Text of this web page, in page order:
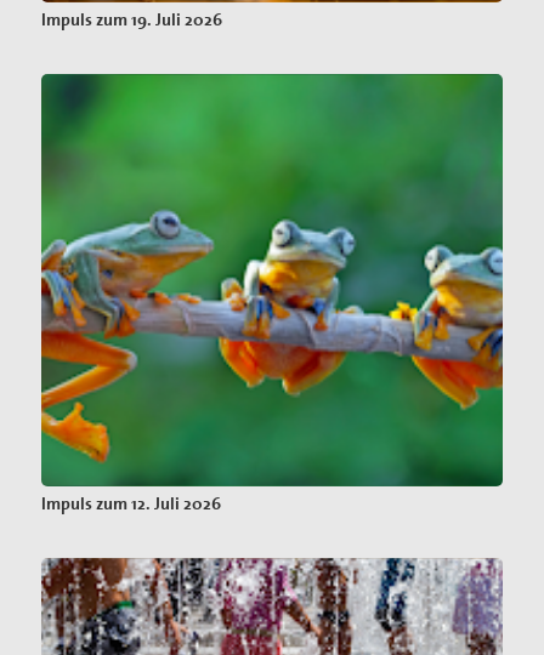
Impuls zum 19. Juli 2026
Impuls zum 12. Juli 2026